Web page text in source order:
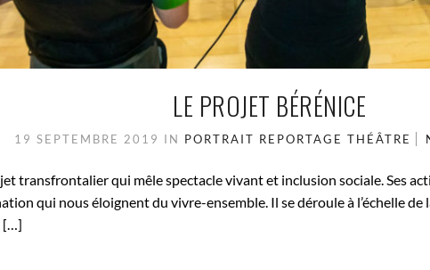
LE PROJET BÉRÉNICE
19 SEPTEMBRE 2019 IN PORTRAIT REPORTAGE THÉÂTRE
transfrontalier qui mêle spectacle vivant et inclusion sociale. Ses
qui nous éloignent du vivre-ensemble. Il se déroule à l’échelle de
[…]